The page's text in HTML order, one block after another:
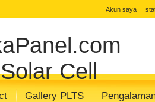
Solar Cell
PJU Surya
SHS SISTEM
Akun saya
Cell
Gallery PLTS